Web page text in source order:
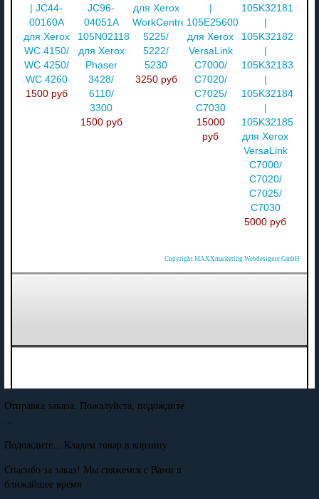
| JC44-
00160A
для Xerox
WC 4150/
WC 4250/
WC 4260
1500 руб
JC96-
04051A
105N02118
для Xerox
Phaser
3428/
6110/
3300
1500 руб
для Xerox
WorkCentre
5225/
5222/
5230
3250 руб
|
105E25600
для Xerox
VersaLink
C7000/
C7020/
C7025/
C7030
15000
руб
105K32181
|
105K32182
|
105K32183
|
105K32184
|
105K32185
для Xerox
VersaLink
C7000/
C7020/
C7025/
C7030
5000 руб
Copyright MAXXmarketing Webdesigner GmbH
Отправка заказа. Пожалуйста, подождите
...
Подождите... Кладем товар в корзину
Спасибо за заказ! Мы свяжемся с Вами в
ближайшее время